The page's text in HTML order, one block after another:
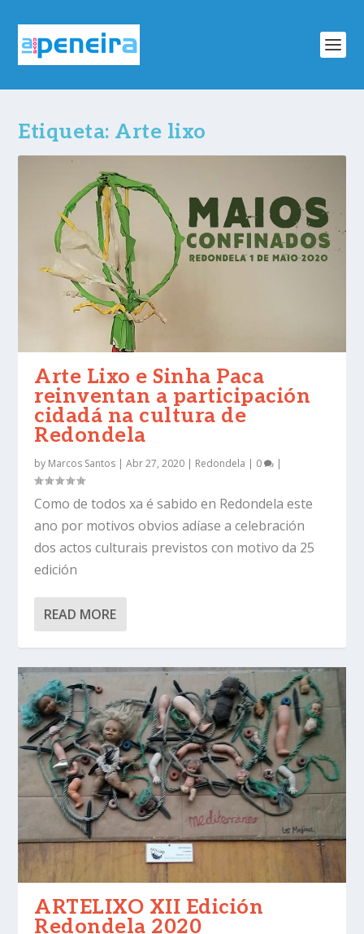
Etiqueta: Arte lixo
Arte Lixo e Sinha Paca
reinventan a participación
cidadá na cultura de
Redondela
by Marcos Santos |Abr 27, 2020 | Redondela | 0 |
Como de todos xa é sabido en Redondela este
ano por motivos obvios adíase a celebración
dos actos culturais previstos con motivo da 25
edición
READ MORE
ARTELIXO XII Edición
Redondela 2020